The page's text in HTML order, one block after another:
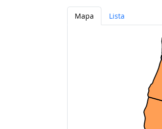
Mapa Lista